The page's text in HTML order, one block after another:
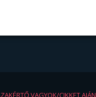
VAGYOK/CIKKET